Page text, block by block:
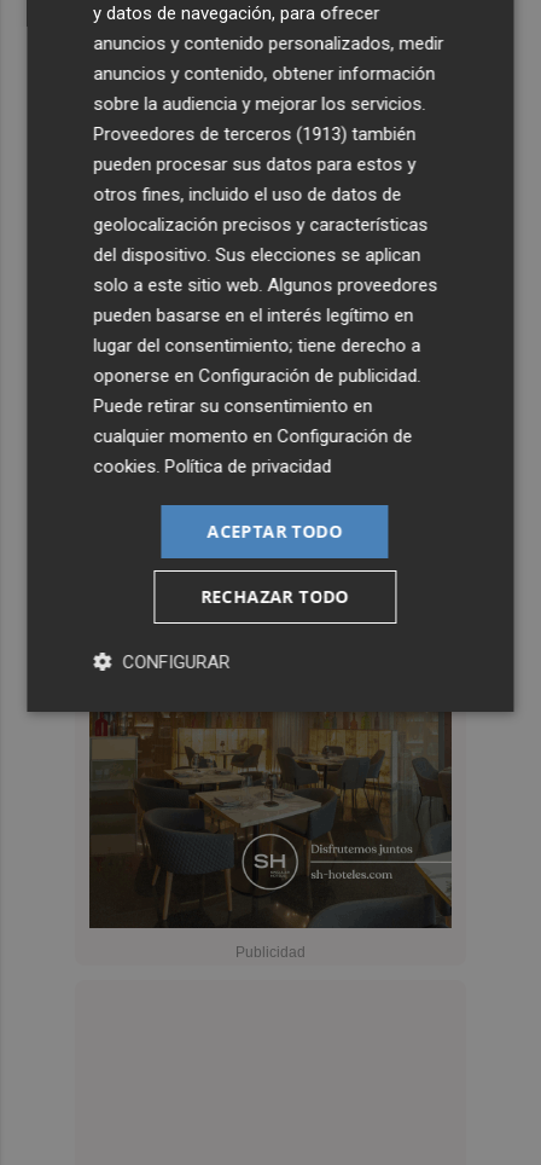
y datos de navegación, para ofrecer
anuncios y contenido personalizados, medir
anuncios y contenido, obtener información
sobre la audiencia y mejorar los servicios.
Proveedores de terceros (1913) también
pueden procesar sus datos para estos y
otros fines, incluido el uso de datos de
geolocalización precisos y características
del dispositivo. Sus elecciones se aplican
solo a este sitio web. Algunos proveedores
pueden basarse en el interés legítimo en
lugar del consentimiento; tiene derecho a
oponerse enConfiguración de publicidad.
Puede retirar su consentimiento en
cualquier momento enConfiguración de
cookies.Política de privacidad
ACEPTAR TODO
RECHAZAR TODO
CONFIGURAR